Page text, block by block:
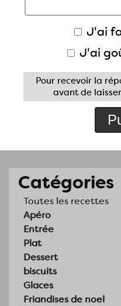
Catégories
Toutes les recettes
Apéro
Entrée
Plat
Dessert
biscuits
Glaces
Friandises de noel
J'ai
J'ai
Pour recevoir la
avant de